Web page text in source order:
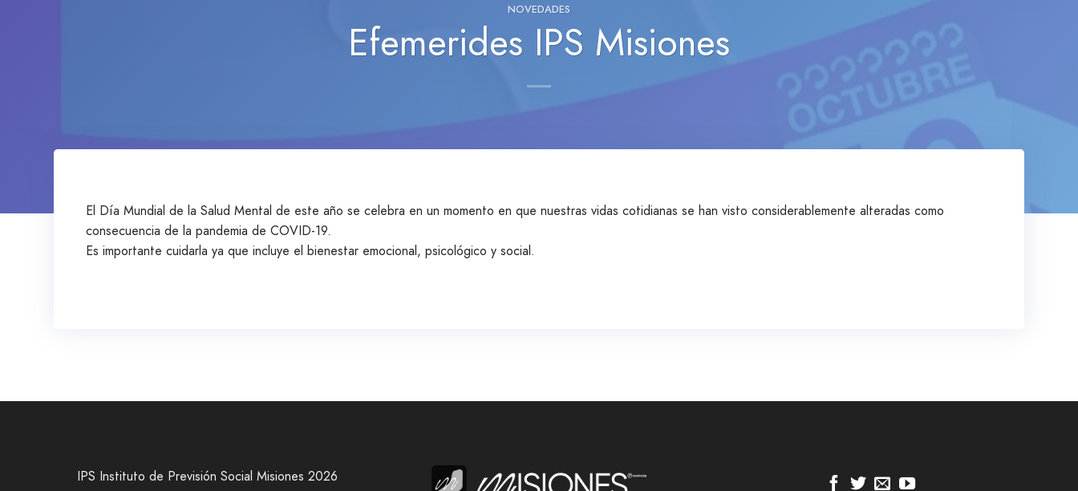
NOVEDADES
Efemerides IPS Misiones
El Día Mundial de la Salud Mental de este año se celebra en un momento en que nuestras vidas cotidianas se han visto considerablemente alteradas como
consecuencia de la pandemia de COVID-19.
Es importante cuidarla ya que incluye el bienestar emocional, psicológico y social.
IPS Instituto de Previsión Social Misiones 2026